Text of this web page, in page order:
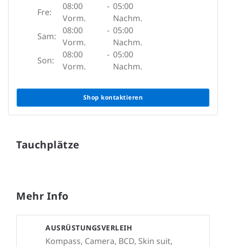
Fre:
08:00
Vorm.
- 05:00
Nachm.
Sam:
08:00
Vorm.
- 05:00
Nachm.
Son:
08:00
Vorm.
- 05:00
Nachm.
Shop kontaktieren
Tauchplätze
Mehr Info
AUSRÜSTUNGSVERLEIH
Kompass, Camera, BCD, Skin suit,